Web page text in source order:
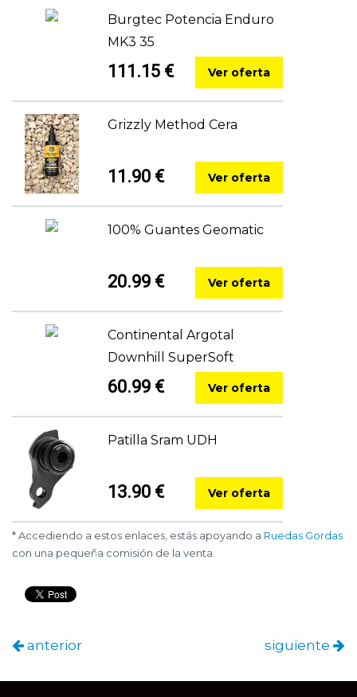
Burgtec Potencia Enduro
MK3 35
111.15 € Ver oferta
Grizzly Method Cera
11.90 € Ver oferta
100% Guantes Geomatic
20.99 € Ver oferta
Continental Argotal
Downhill SuperSoft
60.99 € Ver oferta
Patilla Sram UDH
13.90 € Ver oferta
* Accediendo a estos enlaces, estás apoyando a Ruedas Gordas
con una pequeña comisión de la venta.
anterior siguiente